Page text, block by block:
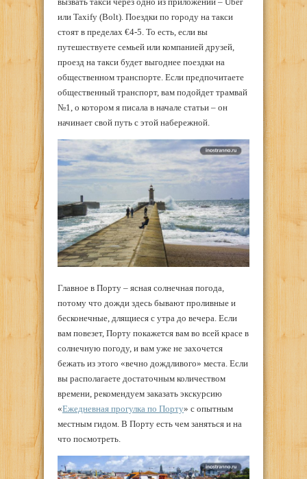
или Taxify (Bolt). Поездки по городу на такси
стоят в пределах €4-5. То есть, если вы
путешествуете семьей или компанией друзей,
проезд на такси будет выгоднее поездки на
общественном транспорте. Если предпочитаете
общественный транспорт, вам подойдет трамвай
№1, о котором я писала в начале статьи – он
начинает свой путь с этой набережной.
Главное в Порту – ясная солнечная погода,
потому что дожди здесь бывают проливные и
бесконечные, длящиеся с утра до вечера. Если
вам повезет, Порту покажется вам во всей красе в
солнечную погоду, и вам уже не захочется
бежать из этого «вечно дождливого» места. Если
вы располагаете достаточным количеством
времени, рекомендуем заказать экскурсию
«Ежедневная прогулка по Порту» с опытным
местным гидом. В Порту есть чем заняться и на
что посмотреть.